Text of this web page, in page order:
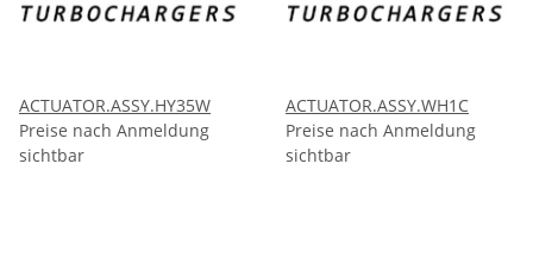
ACTUATOR.ASSY.HY35W
Preise nach Anmeldung
sichtbar
ACTUATOR.ASSY.WH1C
Preise nach Anmeldung
sichtbar